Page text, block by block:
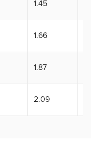
1.45
1.66
1.87
2.09